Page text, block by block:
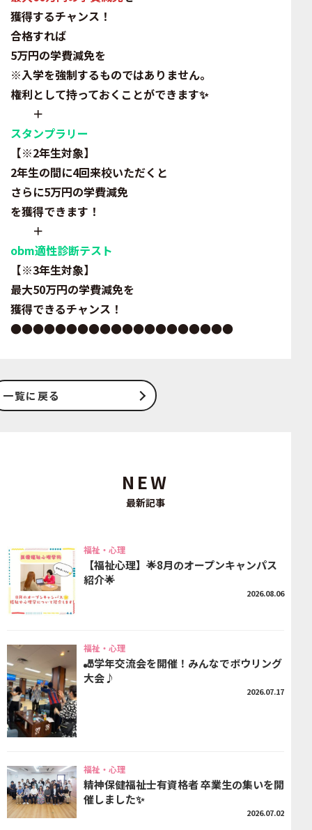
NEW
最新記事
福祉・心理
【福祉心理】🌟8月のオープンキャンパス
紹介🌟
2026.08.06
福祉・心理
🎳学年交流会を開催！みんなでボウリング
大会♪
2026.07.17
福祉・心理
精神保健福祉士有資格者 卒業生の集いを開
催しました✨
2026.07.02
獲得するチャンス！
合格すれば
5万円の学費減免を
※入学を強制するものではありません。
権利として持っておくことができます✨
＋
スタンプラリー
【※2年生対象】
2年生の間に4回来校いただくと
さらに5万円の学費減免
を獲得できます！
＋
obm適性診断テスト
【※3年生対象】
最大50万円の学費減免を
獲得できるチャンス！
●●●●●●●●●●●●●●●●●●●●
一覧に戻る